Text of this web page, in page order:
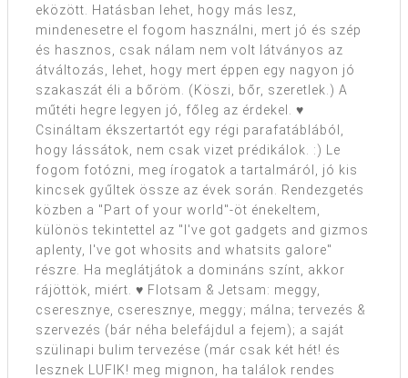
eközött. Hatásban lehet, hogy más lesz,
mindenesetre el fogom használni, mert jó és szép
és hasznos, csak nálam nem volt látványos az
átváltozás, lehet, hogy mert éppen egy nagyon jó
szakaszát éli a bőröm. (Köszi, bőr, szeretlek.) A
műtéti hegre legyen jó, főleg az érdekel. ♥
Csináltam ékszertartót egy régi parafatáblából,
hogy lássátok, nem csak vizet prédikálok. :) Le
fogom fotózni, meg írogatok a tartalmáról, jó kis
kincsek gyűltek össze az évek során. Rendezgetés
közben a "Part of your world"-öt énekeltem,
különös tekintettel az "I've got gadgets and gizmos
aplenty, I've got whosits and whatsits galore"
részre. Ha meglátjátok a domináns színt, akkor
rájöttök, miért. ♥ Flotsam & Jetsam: meggy,
cseresznye, cseresznye, meggy; málna; tervezés &
szervezés (bár néha belefájdul a fejem); a saját
szülinapi bulim tervezése (már csak két hét! és
lesznek LUFIK! meg mignon, ha találok rendes